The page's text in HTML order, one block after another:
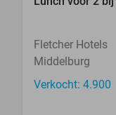
Fletcher Hotels
Middelburg
Verkocht: 4.900